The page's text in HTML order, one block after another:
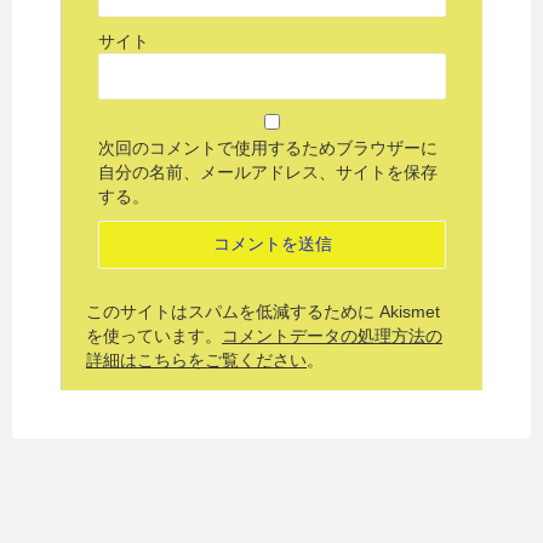
サイト
次回のコメントで使用するためブラウザーに
自分の名前、メールアドレス、サイトを保存
する。
このサイトはスパムを低減するために Akismet
を使っています。
コメントデータの処理方法の
詳細はこちらをご覧ください。